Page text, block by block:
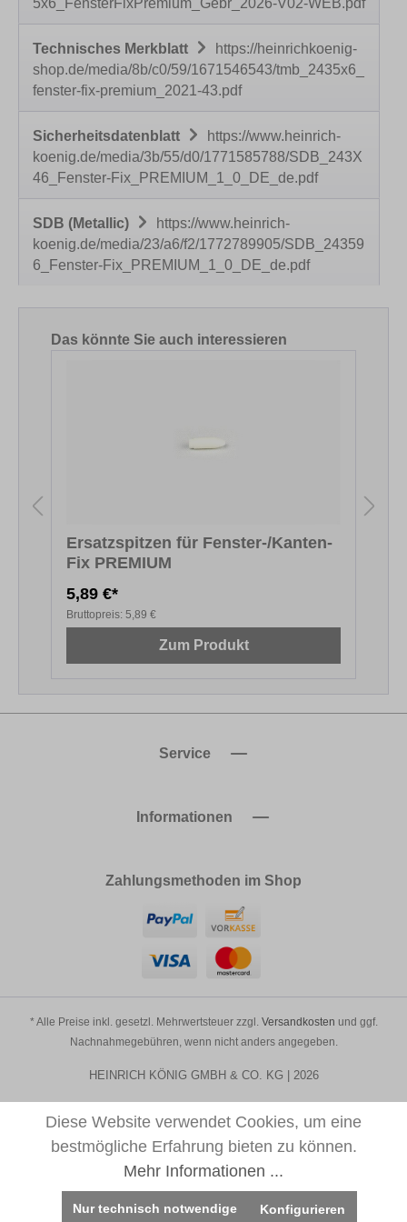
Technisches Merkblatt
https://heinrichkoenig-
shop.de/media/8b/c0/59/1671546543/tmb_2435x6_
fenster-fix-premium_2021-43.pdf
Sicherheitsdatenblatt
https://www.heinrich-
koenig.de/media/3b/55/d0/1771585788/SDB_243X
46_Fenster-Fix_PREMIUM_1_0_DE_de.pdf
SDB (Metallic)
https://www.heinrich-
koenig.de/media/23/a6/f2/1772789905/SDB_24359
6_Fenster-Fix_PREMIUM_1_0_DE_de.pdf
Produktgalerie überspringen
Das könnte Sie auch interessieren
Ersatzspitzen für Fenster-/Kanten-
Fix PREMIUM
5,89 €*
Bruttopreis: 5,89 €
Zum Produkt
Service
Informationen
Zahlungsmethoden im Shop
* Alle Preise inkl. gesetzl. Mehrwertsteuer zzgl. Versandkosten und ggf.
Nachnahmegebühren, wenn nicht anders angegeben.
HEINRICH KÖNIG GMBH & CO. KG | 2026
Diese Website verwendet Cookies, um eine
bestmögliche Erfahrung bieten zu können.
Mehr Informationen ...
Nur technisch notwendige Konfigurieren